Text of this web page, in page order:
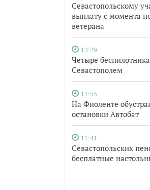
Севастопольскому
выплату с момента
ветерана
13:29
Четыре
Севастополем
11:55
На Фиоленте
остановки Автобат
11:41
Севастопольских
бесплатные